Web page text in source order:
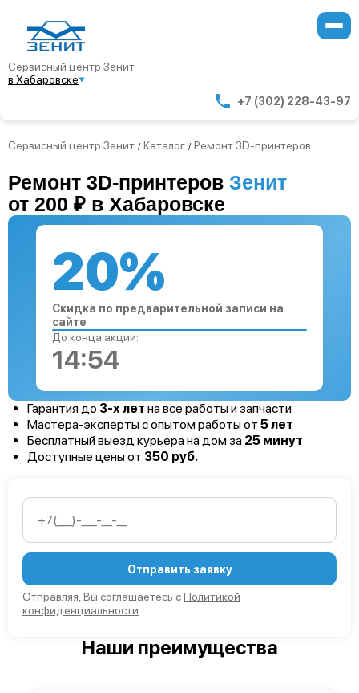
Сервисный центр Зенит
в Хабаровске
+7 (302) 228-43-97
Сервисный центр Зенит / Каталог / Ремонт 3D-принтеров
Ремонт 3D-принтеров Зенит
от 200 ₽ в Хабаровске
Гарантия до 3-х лет на все работы и запчасти
Мастера-эксперты с опытом работы от 5 лет
Бесплатный выезд курьера на дом за 25 минут
Доступные цены от 350 руб.
Отправить заявку
Отправляя, Вы соглашаетесь сПолитикой
конфиденциальности
20%
Скидка по предварительной записи на
сайте
До конца акции:
14:53
Наши преимущества